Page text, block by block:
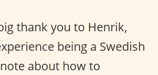
thank you to Henrik,
being a Swedish
about how to